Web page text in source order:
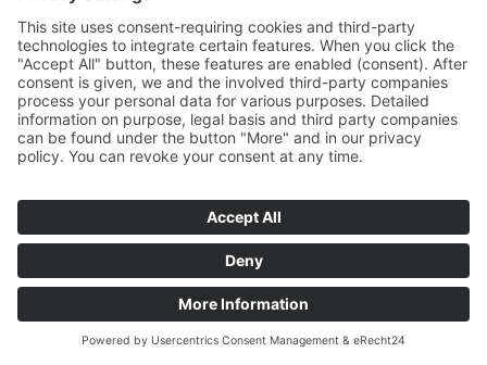
Toshido Hagen e.V.
Impressum
Haftungsausschluss
Datenschutz
Cookies